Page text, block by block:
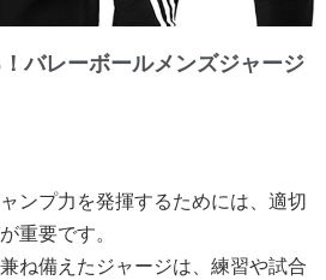
バレーボールメンズジャージ
ンプ力を発揮するためには、適切
重要です。
ね備えたジャージは、練習や試合